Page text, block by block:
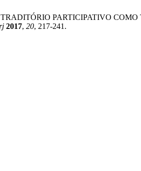
PARTICIPATIVO
2017, 20, 217-241.